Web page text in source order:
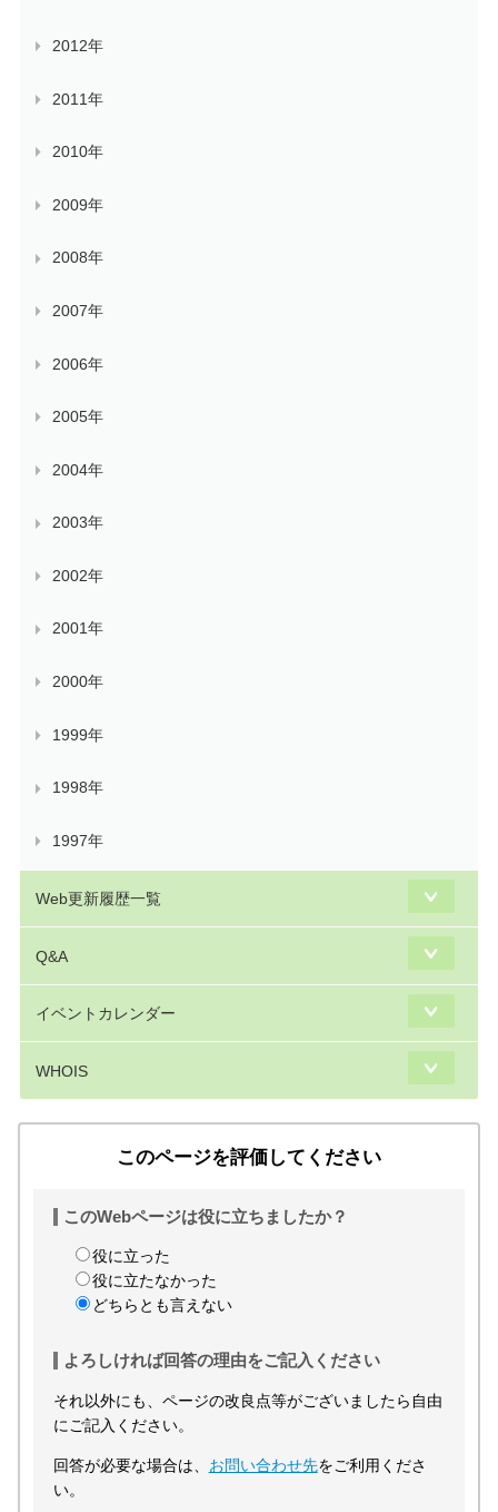
2012年
2011年
2010年
2009年
2008年
2007年
2006年
2005年
2004年
2003年
2002年
2001年
2000年
1999年
1998年
1997年
Web更新履歴一覧
Q&A
イベントカレンダー
WHOIS
このページを評価してください
このWebページは役に立ちましたか？
役に立った
役に立たなかった
どちらとも言えない
よろしければ回答の理由をご記入ください
それ以外にも、ページの改良点等がございましたら自由
にご記入ください。
回答が必要な場合は、 お問い合わせ先をご利用くださ
い。